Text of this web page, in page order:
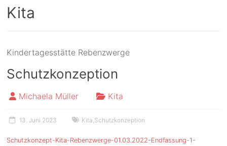
Kita
Kindertagesstätte Rebenzwerge
Schutzkonzeption
Michaela Müller Kita
13. Juni 2023 Kita,Schutzkonzeption
Schutzkonzept-Kita-Rebenzwerge-01.03.2022-Endfassung-1-